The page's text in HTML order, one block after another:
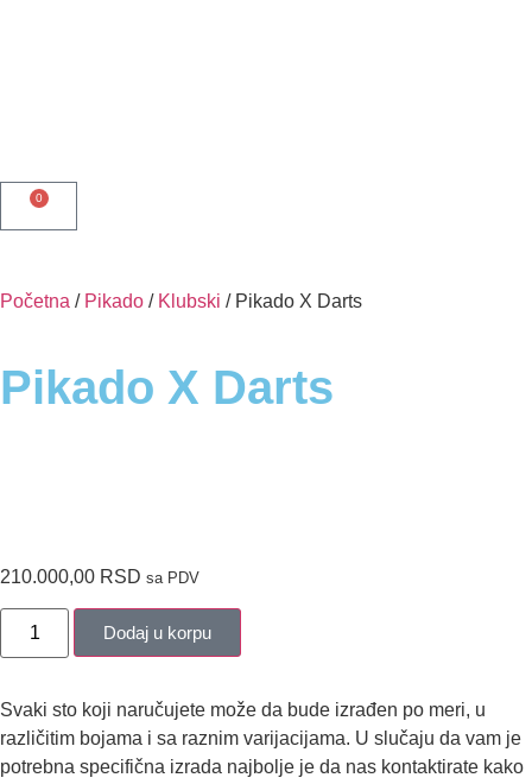
0
Početna / Pikado / Klubski / Pikado X Darts
Pikado X Darts
210.000,00 RSD sa PDV
Dodaj u korpu
Svaki sto koji naručujete može da bude izrađen po meri, u
različitim bojama i sa raznim varijacijama. U slučaju da vam je
potrebna specifična izrada najbolje je da nas kontaktirate kako